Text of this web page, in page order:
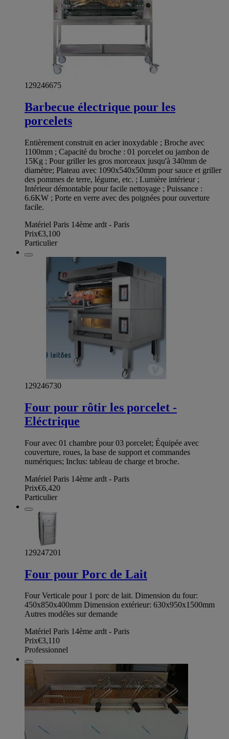
129246675
Barbecue électrique pour les
porcelets
Entièrement construit en acier inoxydable ; Broche avec
1100mm ; Capacité du broche : 01 porcelet ou jambon de
15Kg ; Pour griller les gros morceaux jusqu'à 340mm de
diamètre; Plateau avec 1090x540x50mm pour sauce et griller
des pommes de terre, légume, etc. ; Lumière intérieur ;
Intérieur démontable pour facile nettoyage ; Puissance :
6.6KW ; Porte en verre avec des poignées pour ouverture
facile.
Matériel Paris 14ème ardt - Paris
Prix€3,100
Particulier
129246730
Four pour rôtir les porcelet -
Eléctrique
Four avec 01 chambre pour 03 porcelet; Équipée avec
couverture, roues, la base de support et commandes
numériques; Inclus: tableau de charge et broche.
Matériel Paris 14ème ardt - Paris
Prix€6,420
Particulier
129247201
Four pour Porc de Lait
Four Verticale pour 1 porc de lait. Dimension du four:
450x850x400mm Dimension extérieur: 630x950x1500mm
Autres modéles sur demande
Matériel Paris 14ème ardt - Paris
Prix€3,110
Professionnel